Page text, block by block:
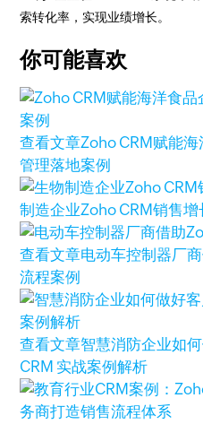
索转化率，实现业绩增长。
你可能喜欢
查看文章Zoho CRM赋能
管理落地案例
制造企业Zoho CRM销售增
查看文章电动车控制器厂
流程案例
查看文章智慧消防企业如
CRM 实战案例解析